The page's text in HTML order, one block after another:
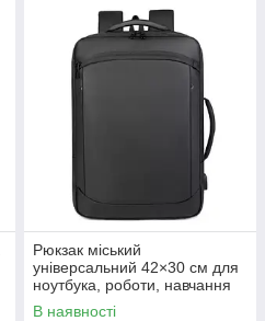
Рюкзак міський
універсальний 42×30 см для
ноутбука, роботи, навчання
та подорожей KAY
В наявності